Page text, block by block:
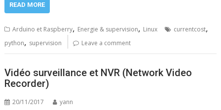
READ MORE
Arduino et Raspberry, Energie & supervision, Linux currentcost,
python, supervision Leave a comment
Vidéo surveillance et NVR (Network Video
Recorder)
20/11/2017 yann